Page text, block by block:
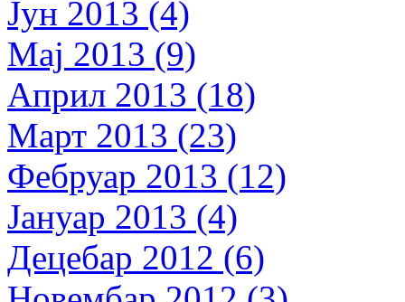
Јун 2013 (4)
Мај 2013 (9)
Април 2013 (18)
Март 2013 (23)
Фебруар 2013 (12)
Јануар 2013 (4)
Децебар 2012 (6)